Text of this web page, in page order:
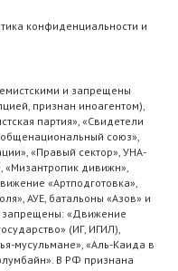
конфиденциальности и
и запрещены
признан иноагентом),
партия», «Свидетели
союз»,
«Правый сектор», УНА-
«Мизантропик дивижн»,
«Артподготовка»,
АУЕ, батальоны «Азов» и
запрещены: «Движение
(ИГ, ИГИЛ),
мусульмане», «Аль-Каида в
В РФ признана